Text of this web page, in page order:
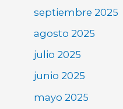
septiembre 2025
agosto 2025
julio 2025
junio 2025
mayo 2025